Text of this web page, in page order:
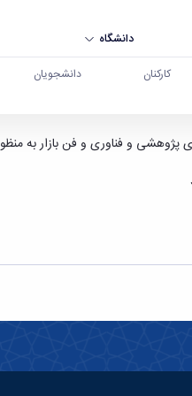
دانشگاه
کارکنان دانشجویان
دستاوردهای
فن بازار به منظور معرفی دستاوردهای پژوهش و